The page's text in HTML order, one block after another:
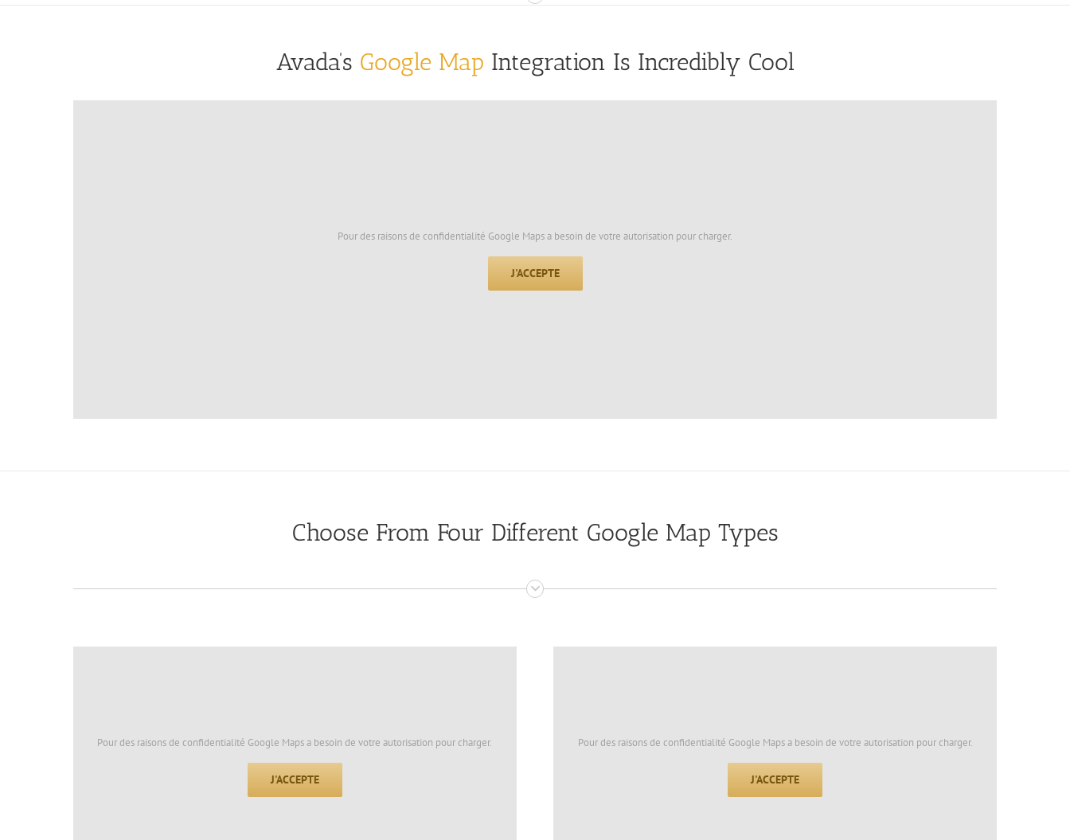
Avada’s Google Map Integration Is Incredibly Cool
Pour des raisons de confidentialité Google Maps a besoin de votre autorisation pour charger.
J'ACCEPTE
Choose From Four Different Google Map Types
Pour des raisons de confidentialité Google Maps a besoin de votre autorisation pour charger.
J'ACCEPTE
Pour des raisons de confidentialité Google Maps a besoin de votre autorisation pour charger.
J'ACCEPTE